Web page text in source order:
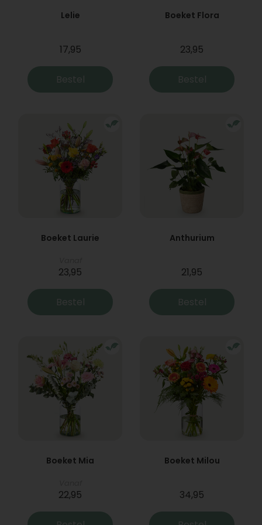
Lelie
17,95
Bestel
Boeket Flora
23,95
Bestel
Boeket Laurie
23,95
Bestel
Anthurium
21,95
Bestel
Boeket Mia
22,95
Boeket Milou
34,95